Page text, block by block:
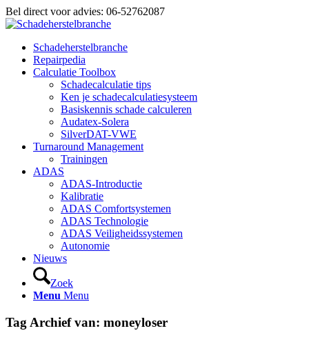
Bel direct voor advies: 06-52762087
Schadeherstelbranche
Repairpedia
Calculatie Toolbox
Schadecalculatie tips
Ken je schadecalculatiesysteem
Basiskennis schade calculeren
Audatex-Solera
SilverDAT-VWE
Turnaround Management
Trainingen
ADAS
ADAS-Introductie
Kalibratie
ADAS Comfortsystemen
ADAS Technologie
ADAS Veiligheidssystemen
Autonomie
Nieuws
Zoek
Menu Menu
Tag Archief van: moneyloser